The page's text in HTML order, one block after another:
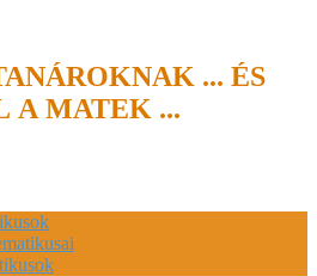
... ÉS
A MATEK ...